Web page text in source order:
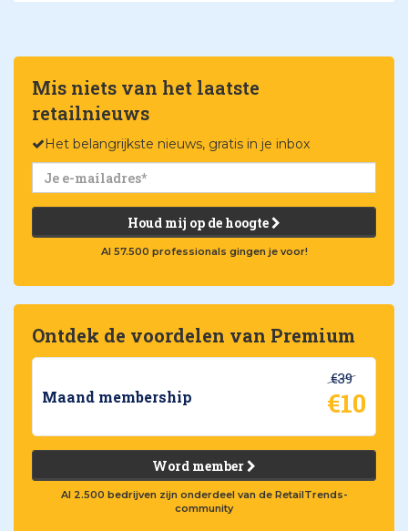
Mis niets van het laatste
retailnieuws
Het belangrijkste nieuws, gratis in je inbox
Houd mij op de hoogte
Al 57.500 professionals gingen je voor!
Ontdek de voordelen van Premium
Maand membership
€39
€10
Word member
Al 2.500 bedrijven zijn onderdeel van de RetailTrends-
community